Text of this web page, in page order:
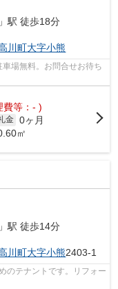
」駅 徒歩18分
川町大字小熊
場無料。お問合せお待ち
費等：- )
金 0ヶ月
㎡
」駅 徒歩14分
川町大字小熊2403-1
のテナントです。リフォー